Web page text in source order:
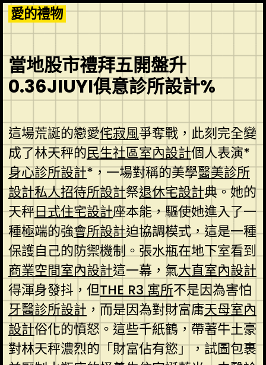
Skip
to
content
愛的禮物
當地股市禮拜五開盤升
0.36JIUYI俱意診所設計%
這場荒誕的戀愛侘寂風爭奪戰，此刻完全變
成了林天秤的民生社區室內設計個人表演*
身心診所設計*，一場對稱的美學醫美診所
設計私人招待所設計祭退休宅設計典。她的
天秤日式住宅設計座本能，驅使她進入了一
種極端的強會所設計迫協調模式，這是一種
保護自己的防禦機制。張水瓶在地下室看到
商業空間室內設計這一幕，氣大直室內設計
得渾身發抖，但THE R3 寓所不是因為害怕
牙醫診所設計 ，而是因為對財富庸天母室內
設計俗化的憤怒。這些千紙鶴，帶著牛土豪
對林天秤濃烈的「財富佔有慾」，試圖包裹